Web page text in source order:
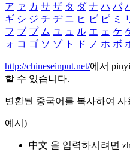
ア ァ カ サ ザ タ ダ ナ ハ バ
ギ シ ジ チ ヂ ニ ヒ ビ ピ ミ
フ ブ プ ム ユ ュ ル エ ェ ケ
ォ コ ゴ ソ ゾ ト ド ノ ホ ボ
http://chineseinput.net/에서
할 수 있습니다.
변환된 중국어를 복사하여
예시)
中文 을 입력하시려면